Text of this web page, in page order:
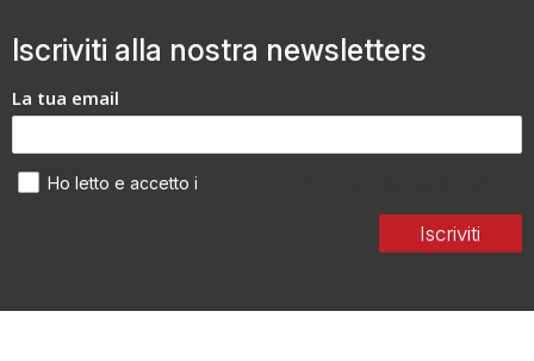
Iscriviti alla nostra newsletters
La tua email
Iscriviti
Ho letto e accetto i